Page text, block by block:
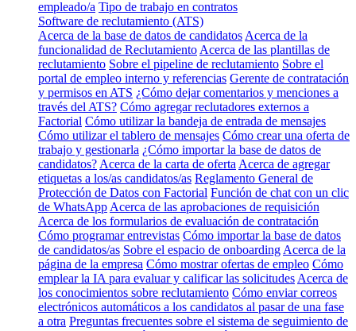
empleado/a Tipo de trabajo en contratos
Software de reclutamiento (ATS)
Acerca de la base de datos de candidatos Acerca de la
funcionalidad de Reclutamiento Acerca de las plantillas de
reclutamiento Sobre el pipeline de reclutamiento Sobre el
portal de empleo interno y referencias Gerente de contratación
y permisos en ATS ¿Cómo dejar comentarios y menciones a
través del ATS? Cómo agregar reclutadores externos a
Factorial Cómo utilizar la bandeja de entrada de mensajes
Cómo utilizar el tablero de mensajes Cómo crear una oferta de
trabajo y gestionarla ¿Cómo importar la base de datos de
candidatos? Acerca de la carta de oferta Acerca de agregar
etiquetas a los/as candidatos/as Reglamento General de
Protección de Datos con Factorial Función de chat con un clic
de WhatsApp Acerca de las aprobaciones de requisición
Acerca de los formularios de evaluación de contratación
Cómo programar entrevistas Cómo importar la base de datos
de candidatos/as Sobre el espacio de onboarding Acerca de la
página de la empresa Cómo mostrar ofertas de empleo Cómo
emplear la IA para evaluar y calificar las solicitudes Acerca de
los conocimientos sobre reclutamiento Cómo enviar correos
electrónicos automáticos a los candidatos al pasar de una fase
a otra Preguntas frecuentes sobre el sistema de seguimiento de